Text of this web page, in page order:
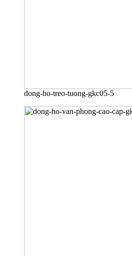
dong-ho-treo-tuong-gkc05-5